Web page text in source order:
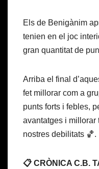
Els de Benigànim
tenien en el joc
gran quantitat de
Arriba el final
fet millorar com a
punts forts i febles,
avantatges i millorar
nostres debilitats 🏀.
📋 CRÒNICA C.B.